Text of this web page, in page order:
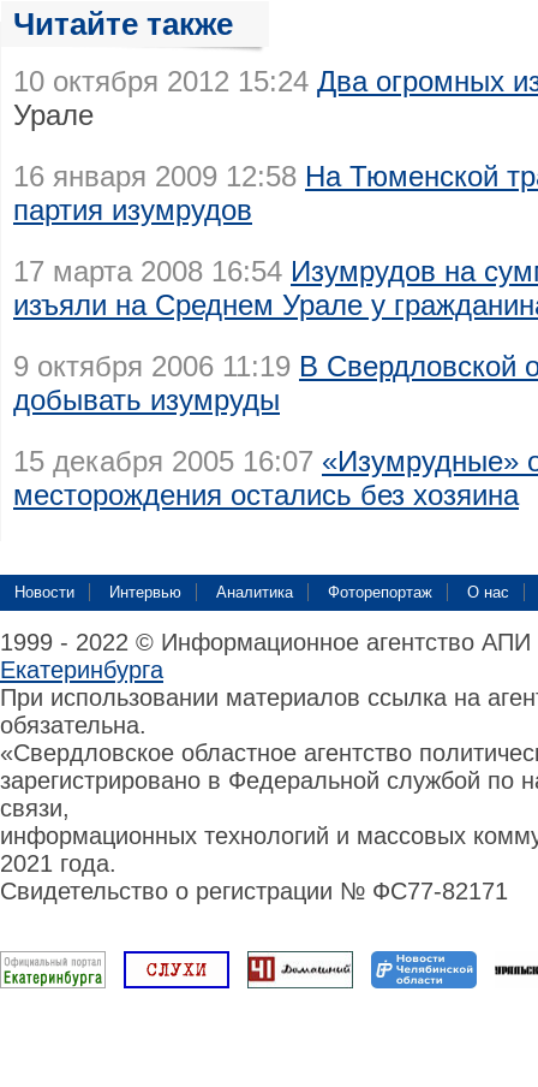
Читайте также
10 октября 2012 15:24 Два огромных
Урале
16 января 2009 12:58 На Тюменской
партия изумрудов
17 марта 2008 16:54 Изумрудов на
изъяли на Среднем Урале у
9 октября 2006 11:19 В Свердловской
добывать изумруды
15 декабря 2005 16:07 «Изумрудные»
месторождения остались без хозяина
Новости Интервью Аналитика Фоторепортаж О нас
1999 - 2022 © Информационное агентство
Екатеринбурга
При использовании материалов ссылка на
обязательна.
«Свердловское областное агентство
зарегистрировано в Федеральной службой по
связи,
информационных технологий и массовых
2021 года.
Свидетельство о регистрации № ФС77-82171